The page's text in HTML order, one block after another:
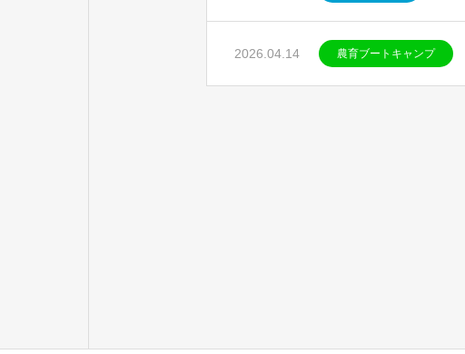
2026.04.14 農育ブートキャンプ